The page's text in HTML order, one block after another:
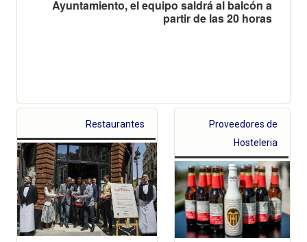
Ayuntamiento, el equipo saldrá al balcón a
partir de las 20 horas
Restaurantes
Proveedores de
Hosteleria